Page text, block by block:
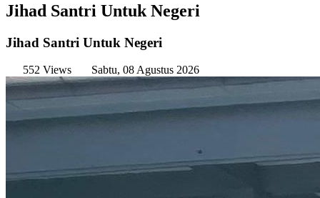
Jihad Santri Untuk Negeri
Jihad Santri Untuk Negeri
552 Views Sabtu, 08 Agustus 2026